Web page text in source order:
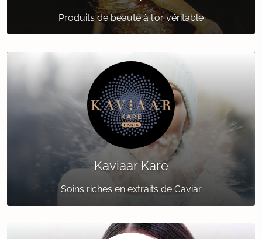
Produits de beauté à l'or véritable
Kaviaar Kare
Soins riches en extraits de Caviar